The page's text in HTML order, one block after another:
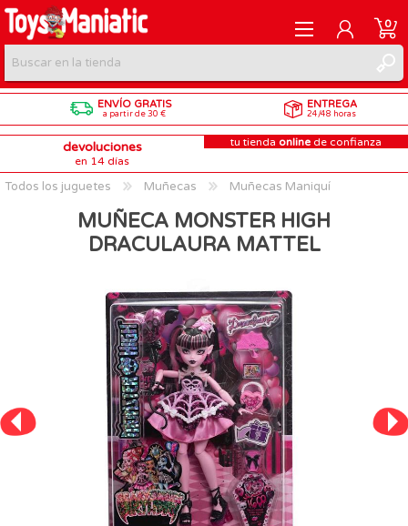
REGISTRARME
INICIAR SESIÓN
0
ENVÍO GRATIS
a partir de 30 €
ENTREGA
24/48 horas
devoluciones
en 14 días
tu tienda online de confianza
Todos los juguetes Muñecas Muñecas Maniquí
MUÑECA MONSTER HIGH
DRACULAURA MATTEL